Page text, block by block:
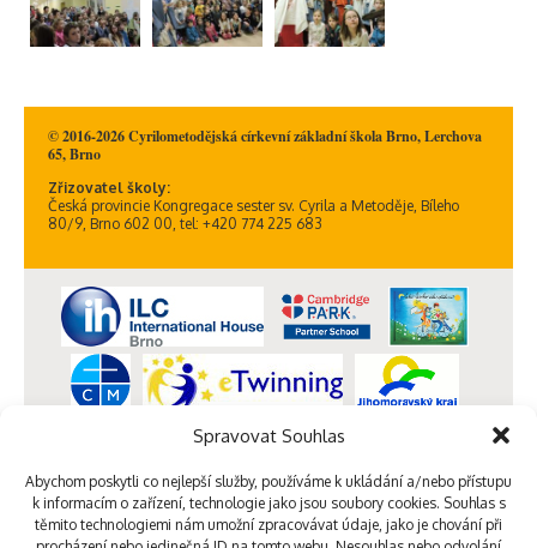
Spravovat Souhlas
Abychom poskytli co nejlepší služby, používáme k ukládání a/nebo přístupu
k informacím o zařízení, technologie jako jsou soubory cookies. Souhlas s
těmito technologiemi nám umožní zpracovávat údaje, jako je chování při
© 2016-2026 Cyrilometodějská církevní základní škola Brno, Lerchova
65, Brno
Zřizovatel školy:
Česká provincie Kongregace sester sv. Cyrila a Metoděje, Bíleho
80/9, Brno 602 00, tel: +420 774 225 683